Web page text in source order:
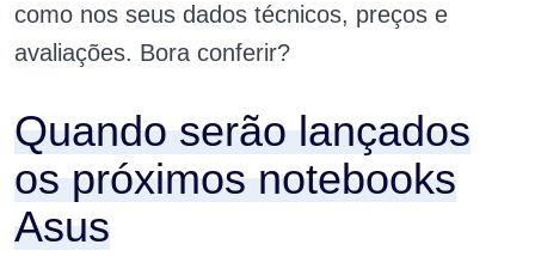
como nos seus dados técnicos, preços e
avaliações. Bora conferir?
Quando serão lançados
os próximos notebooks
Asus